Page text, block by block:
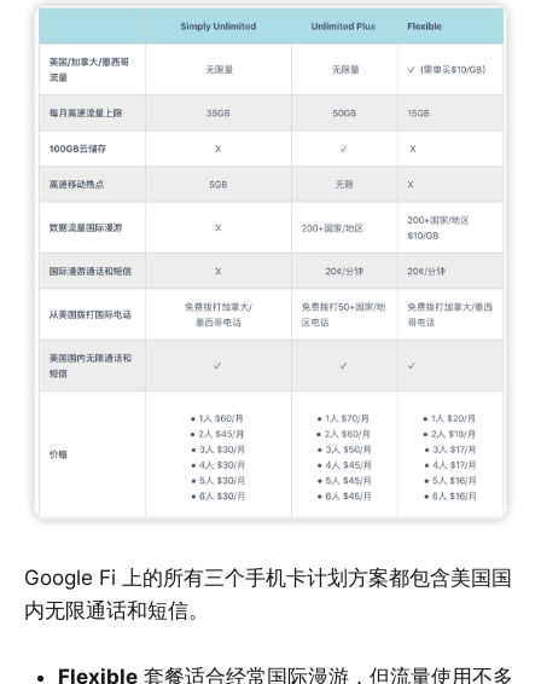
Google Fi 上的所有三个手机卡计划方案都包含美国国
内无限通话和短信。
Flexible 套餐适合经常国际漫游，但流量使用不多